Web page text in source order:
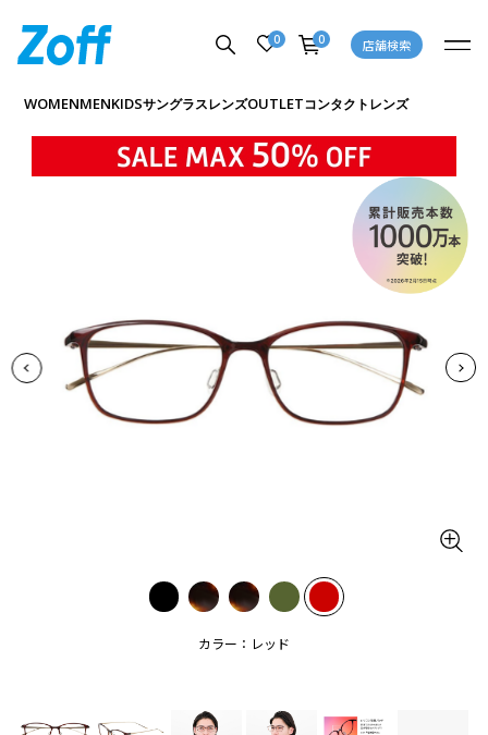
0 0 店舗検索
WOMENMENKIDSサングラスレンズOUTLETコンタクトレンズ
カラー：レッド
商品詳細ページへ